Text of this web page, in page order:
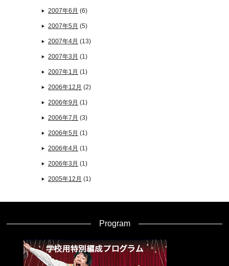
2007年6月 (6)
2007年5月 (5)
2007年4月 (13)
2007年3月 (1)
2007年1月 (1)
2006年12月 (2)
2006年9月 (1)
2006年7月 (3)
2006年5月 (1)
2006年4月 (1)
2006年3月 (1)
2005年12月 (1)
Program